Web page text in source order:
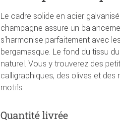
Le cadre solide en acier
champagne assure un
s'harmonise parfaitement avec
bergamasque. Le fond du tissu
naturel. Vous y trouverez des
calligraphiques, des olives et
motifs.
Quantité livrée